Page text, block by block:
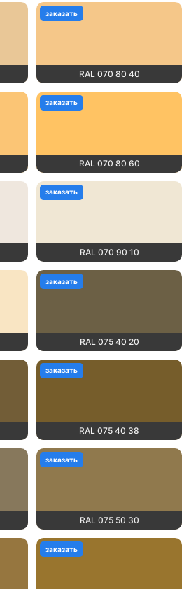
RAL 070 80 40
заказать
RAL 070 80 60
заказать
RAL 070 90 10
заказать
RAL 075 40 20
заказать
RAL 075 40 38
заказать
RAL 075 50 30
заказать
заказать